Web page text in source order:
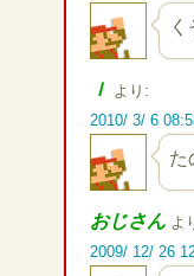
ｌ より:
2010/ 3/ 6
た
おじさん よ
2009/ 12/ 26